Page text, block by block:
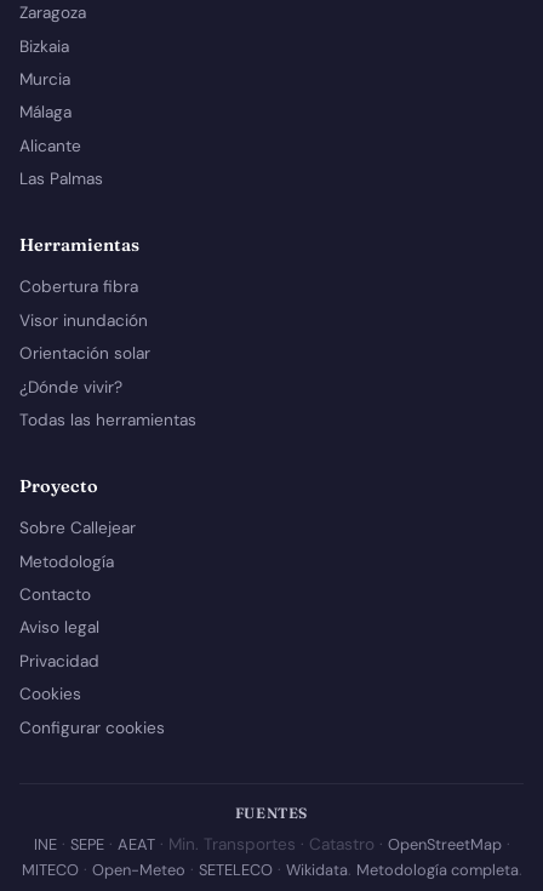
Zaragoza
Bizkaia
Murcia
Málaga
Alicante
Las Palmas
Herramientas
Cobertura fibra
Visor inundación
Orientación solar
¿Dónde vivir?
Todas las herramientas
Proyecto
Sobre Callejear
Metodología
Contacto
Aviso legal
Privacidad
Cookies
Configurar cookies
FUENTES
INE· SEPE· AEAT· Min. Transportes · Catastro · OpenStreetMap·
MITECO· Open-Meteo · SETELECO· Wikidata. Metodología completa.